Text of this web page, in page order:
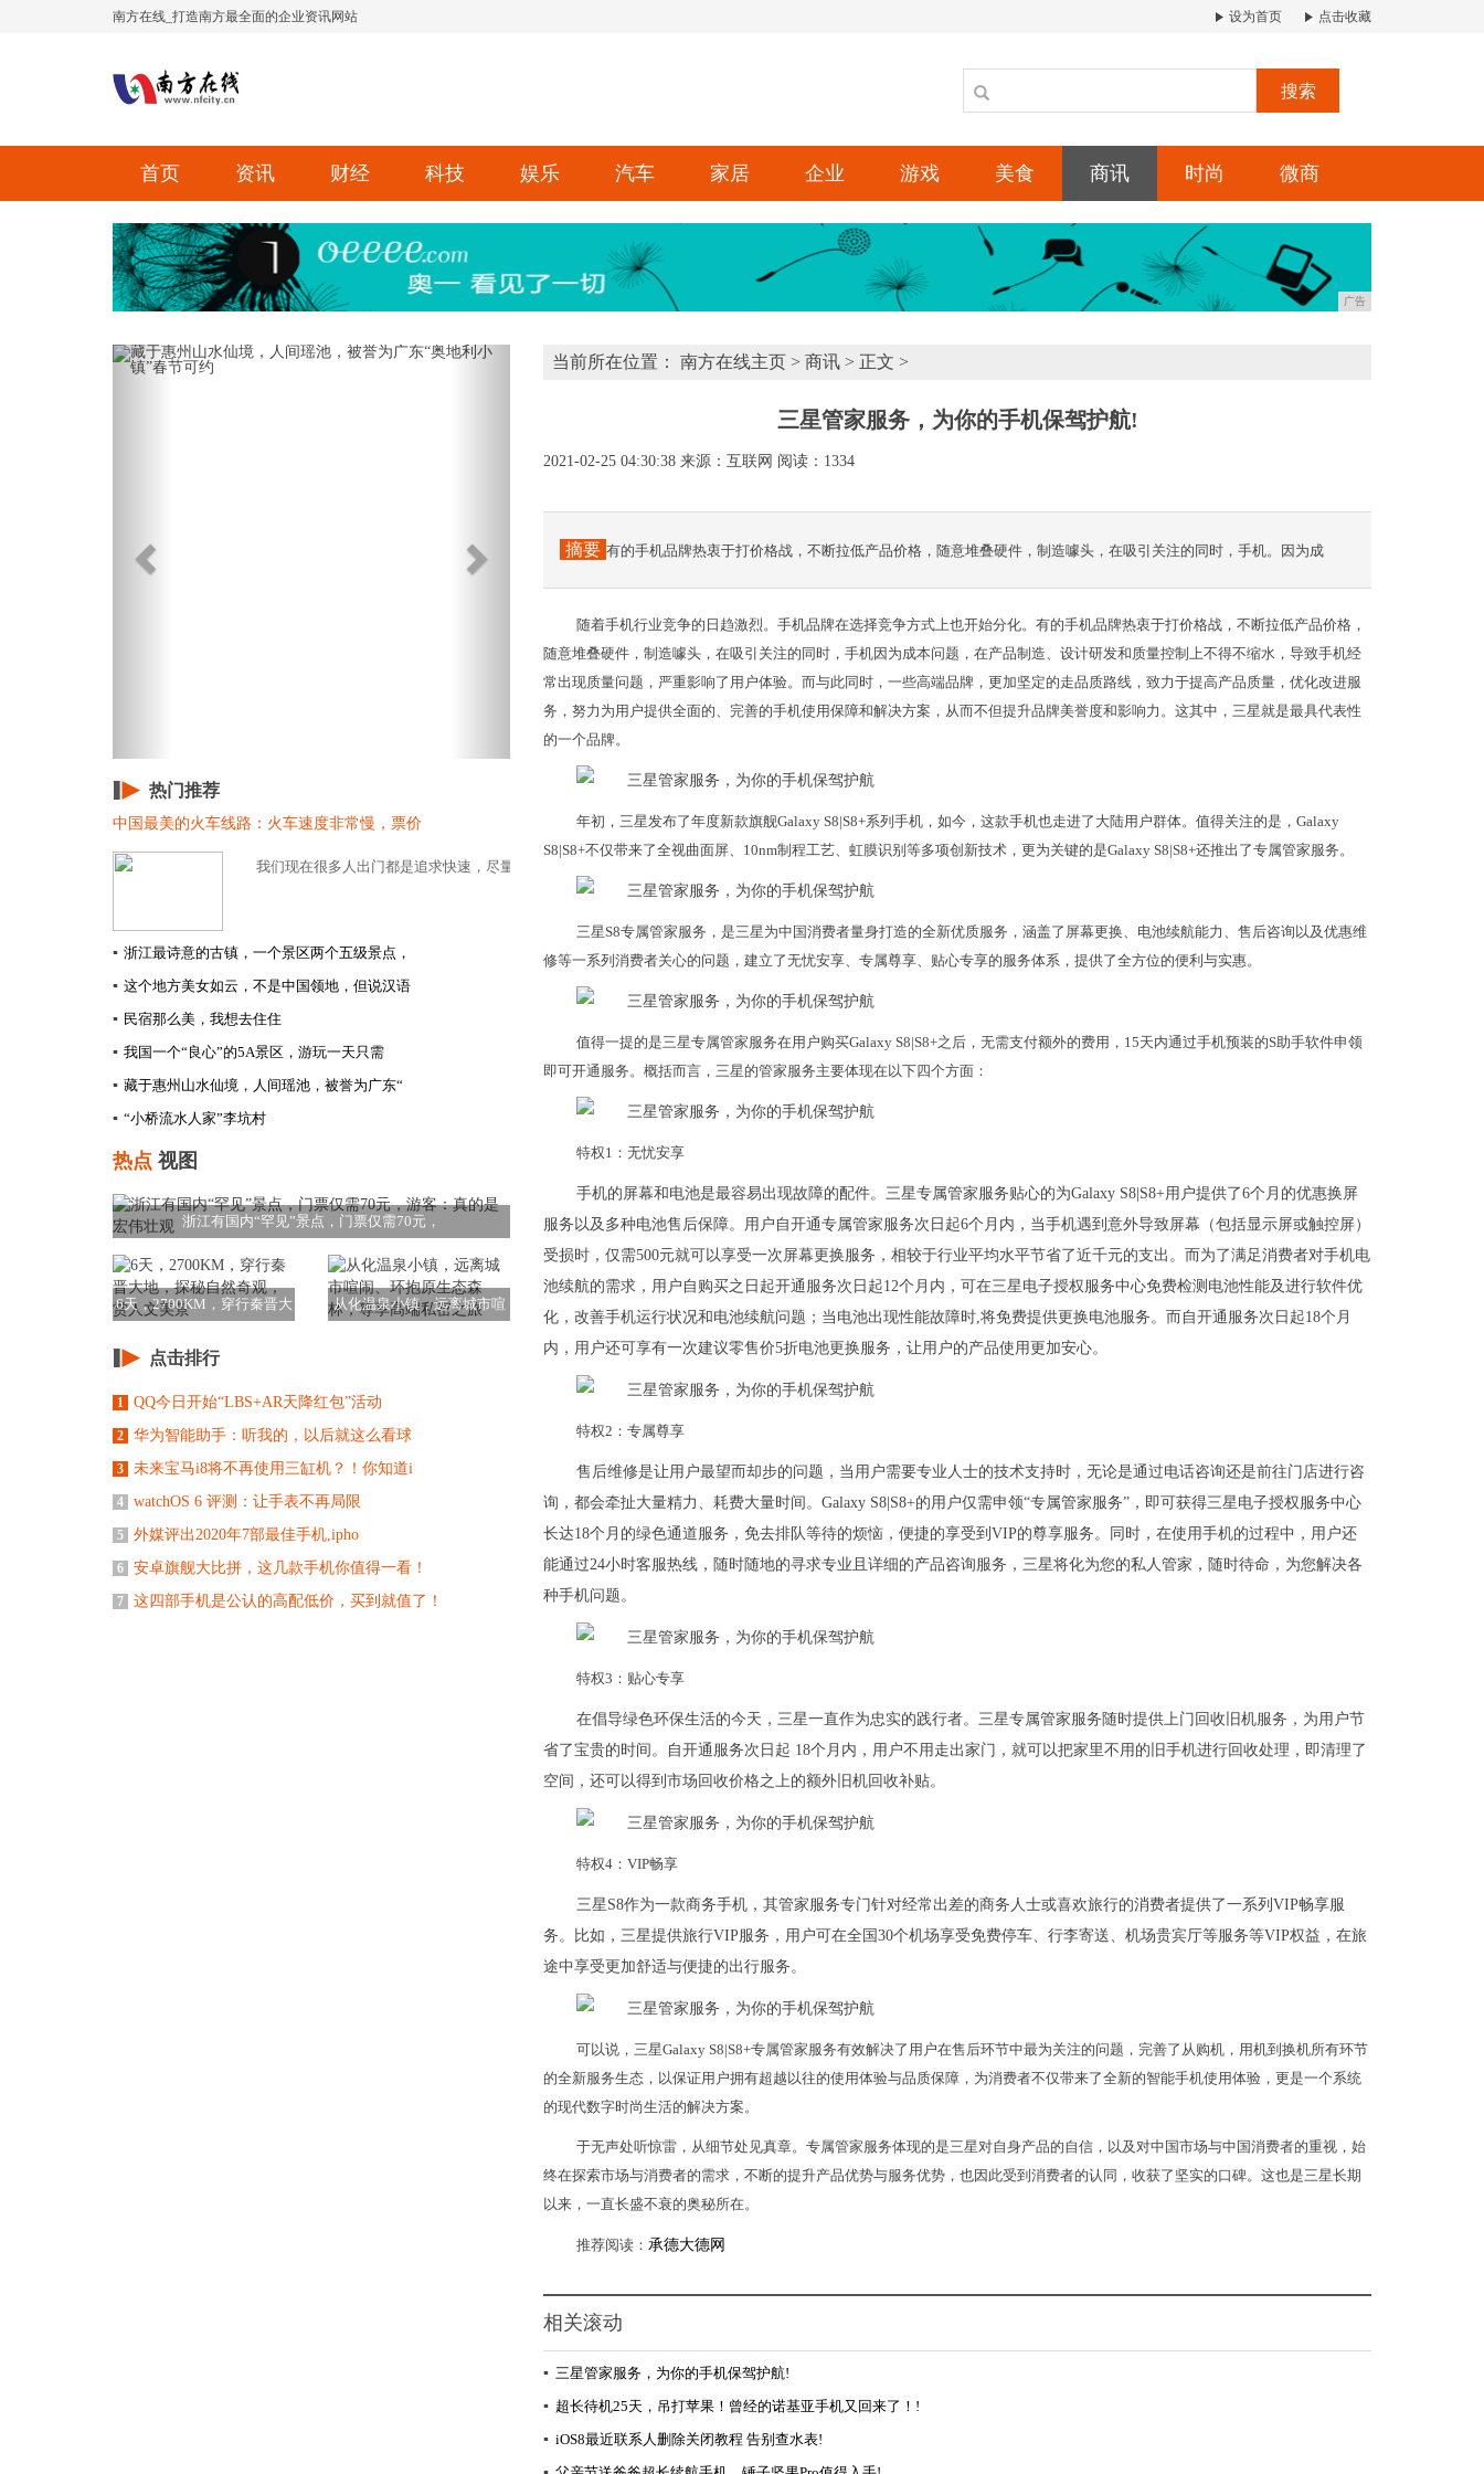
南方在线_打造南方最全面的企业资讯网站 设为首页 点击收藏
搜索
首页 资讯 财经 科技 娱乐 汽车 家居 企业 游戏 美食 商讯 时尚 微商
广告
Previous Next
热门推荐
中国最美的火车线路：火车速度非常慢，票价
我们现在很多人出门都是追求快速，尽量会挑比较快的交通工具，不想浪费太多的时间...
▪ 浙江最诗意的古镇，一个景区两个五级景点，
▪ 这个地方美女如云，不是中国领地，但说汉语
▪ 民宿那么美，我想去住住
▪ 我国一个“良心”的5A景区，游玩一天只需
▪ 藏于惠州山水仙境，人间瑶池，被誉为广东“
▪ “小桥流水人家”李坑村
热点 视图
浙江有国内“罕见”景点，门票仅需70元，
6天，2700KM，穿行秦晋大
从化温泉小镇，远离城市喧
点击排行
1 QQ今日开始“LBS+AR天降红包”活动
2 华为智能助手：听我的，以后就这么看球
3 未来宝马i8将不再使用三缸机？！你知道i
4 watchOS 6 评测：让手表不再局限
5 外媒评出2020年7部最佳手机,ipho
6 安卓旗舰大比拼，这几款手机你值得一看！
7 这四部手机是公认的高配低价，买到就值了！
当前所在位置： 南方在线主页 > 商讯 > 正文 >
三星管家服务，为你的手机保驾护航!
2021-02-25 04:30:38 来源：互联网 阅读：1334
摘要 有的手机品牌热衷于打价格战，不断拉低产品价格，随意堆叠硬件，制造噱头，在吸引关注的同时，手机。因为成
随着手机行业竞争的日趋激烈。手机品牌在选择竞争方式上也开始分化。有的手机品牌热衷于打价格战，不断拉低产品价格，
随意堆叠硬件，制造噱头，在吸引关注的同时，手机因为成本问题，在产品制造、设计研发和质量控制上不得不缩水，导致手机经
常出现质量问题，严重影响了用户体验。而与此同时，一些高端品牌，更加坚定的走品质路线，致力于提高产品质量，优化改进服
务，努力为用户提供全面的、完善的手机使用保障和解决方案，从而不但提升品牌美誉度和影响力。这其中，三星就是最具代表性
的一个品牌。
年初，三星发布了年度新款旗舰Galaxy S8|S8+系列手机，如今，这款手机也走进了大陆用户群体。值得关注的是，Galaxy
S8|S8+不仅带来了全视曲面屏、10nm制程工艺、虹膜识别等多项创新技术，更为关键的是Galaxy S8|S8+还推出了专属管家服务。
三星S8专属管家服务，是三星为中国消费者量身打造的全新优质服务，涵盖了屏幕更换、电池续航能力、售后咨询以及优惠维
修等一系列消费者关心的问题，建立了无忧安享、专属尊享、贴心专享的服务体系，提供了全方位的便利与实惠。
值得一提的是三星专属管家服务在用户购买Galaxy S8|S8+之后，无需支付额外的费用，15天内通过手机预装的S助手软件申领
即可开通服务。概括而言，三星的管家服务主要体现在以下四个方面：
特权1：无忧安享
手机的屏幕和电池是最容易出现故障的配件。三星专属管家服务贴心的为Galaxy S8|S8+用户提供了6个月的优惠换屏
服务以及多种电池售后保障。用户自开通专属管家服务次日起6个月内，当手机遇到意外导致屏幕（包括显示屏或触控屏）
受损时，仅需500元就可以享受一次屏幕更换服务，相较于行业平均水平节省了近千元的支出。而为了满足消费者对手机电
池续航的需求，用户自购买之日起开通服务次日起12个月内，可在三星电子授权服务中心免费检测电池性能及进行软件优
化，改善手机运行状况和电池续航问题；当电池出现性能故障时,将免费提供更换电池服务。而自开通服务次日起18个月
内，用户还可享有一次建议零售价5折电池更换服务，让用户的产品使用更加安心。
特权2：专属尊享
售后维修是让用户最望而却步的问题，当用户需要专业人士的技术支持时，无论是通过电话咨询还是前往门店进行咨
询，都会牵扯大量精力、耗费大量时间。Galaxy S8|S8+的用户仅需申领“专属管家服务”，即可获得三星电子授权服务中心
长达18个月的绿色通道服务，免去排队等待的烦恼，便捷的享受到VIP的尊享服务。同时，在使用手机的过程中，用户还
能通过24小时客服热线，随时随地的寻求专业且详细的产品咨询服务，三星将化为您的私人管家，随时待命，为您解决各
种手机问题。
特权3：贴心专享
在倡导绿色环保生活的今天，三星一直作为忠实的践行者。三星专属管家服务随时提供上门回收旧机服务，为用户节
省了宝贵的时间。自开通服务次日起 18个月内，用户不用走出家门，就可以把家里不用的旧手机进行回收处理，即清理了
空间，还可以得到市场回收价格之上的额外旧机回收补贴。
特权4：VIP畅享
三星S8作为一款商务手机，其管家服务专门针对经常出差的商务人士或喜欢旅行的消费者提供了一系列VIP畅享服
务。比如，三星提供旅行VIP服务，用户可在全国30个机场享受免费停车、行李寄送、机场贵宾厅等服务等VIP权益，在旅
途中享受更加舒适与便捷的出行服务。
可以说，三星Galaxy S8|S8+专属管家服务有效解决了用户在售后环节中最为关注的问题，完善了从购机，用机到换机所有环节
的全新服务生态，以保证用户拥有超越以往的使用体验与品质保障，为消费者不仅带来了全新的智能手机使用体验，更是一个系统
的现代数字时尚生活的解决方案。
于无声处听惊雷，从细节处见真章。专属管家服务体现的是三星对自身产品的自信，以及对中国市场与中国消费者的重视，始
终在探索市场与消费者的需求，不断的提升产品优势与服务优势，也因此受到消费者的认同，收获了坚实的口碑。这也是三星长期
以来，一直长盛不衰的奥秘所在。
推荐阅读： 承德大德网
相关滚动
▪ 三星管家服务，为你的手机保驾护航!
▪ 超长待机25天，吊打苹果！曾经的诺基亚手机又回来了！!
▪ iOS8最近联系人删除关闭教程 告别查水表!